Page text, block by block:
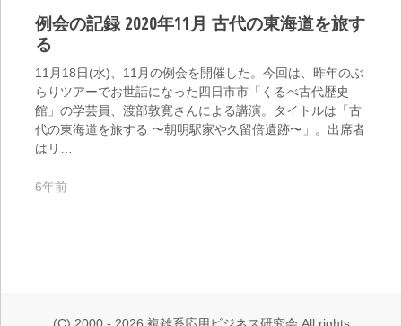
例会の記録 2020年11月 古代の東海道を旅す
る
11月18日(水)、11月の例会を開催した。今回は、昨年のぶ
らりツアーでお世話になった四日市市「くるべ古代歴史
館」の学芸員、渡部敦寛さんによる講演。タイトルは「古
代の東海道を旅する 〜朝明駅家や久留倍遺跡〜」。出席者
はリ…
6年前